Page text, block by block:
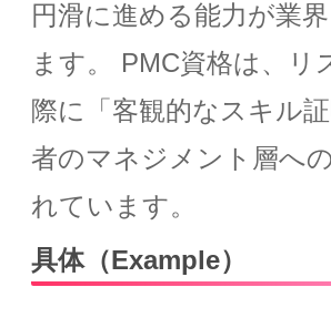
円滑に進める能力が業
ます。 PMC資格は、
際に「客観的なスキル
者のマネジメント層へ
れています。
具体（Example）